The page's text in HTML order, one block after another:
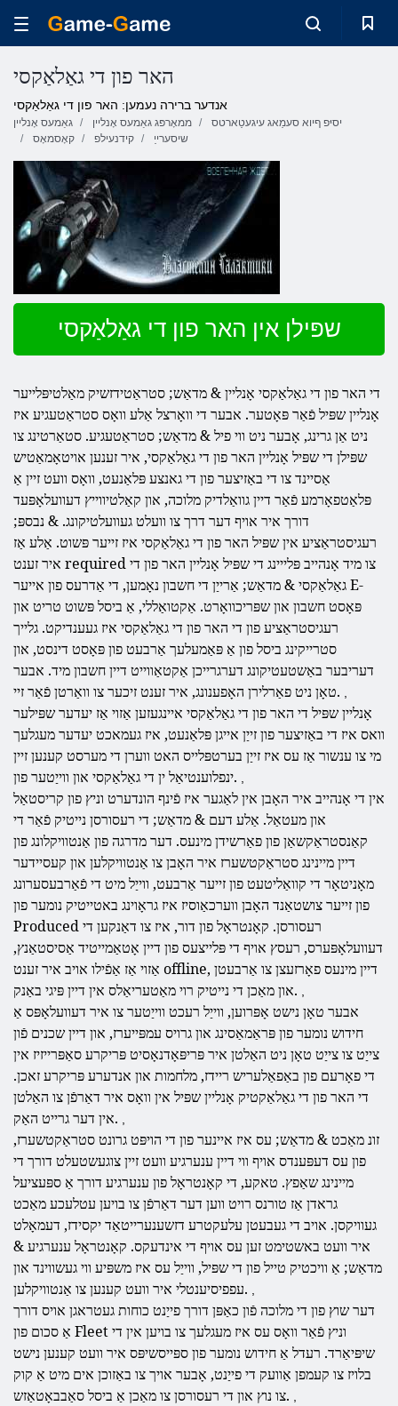
האר פון די גאַלאַקסי
אנדער ברירה נעמען: האר פון די גאַלאַקסי
גאַמעס אָנליין ממאָרפּג גאַמעס אָנליין
יסיּפ ףיוא סעמַאג עיגעטַארטס
קאָסמאָס
קידנעילפ שיסערייַ
שפּילן אין האר פון די גאַלאַקסי
די האר פון די גאַלאַקסי אָנליין & מדאַש; סטראַטידזשיק מאַלטיפּלייער
אָנליין שפּיל פֿאַר פּאָטער. אבער די וואָרצל אַלע וואָס סטראַטעגיע איז
ניט אַן גרינג, אָבער ניט ווי פיל & מדאַש; סטראַטעגיע. סטאַרטינג צו
שפּילן די שפּיל אָנליין האר פון די גאַלאַקסי, איר זענען אויטאָמאַטיש
אַסיינד צו די באַזיצער פון די גאנצע פּלאַנעט, וואָס וועט זיין אַ
פּלאַטפאָרמע פֿאַר דיין גוואַלדיק מלוכה, און קאַלטיווייץ דעוועלאָפּעד
דורך איר אויף דער דרך צו וועלט געוועלטיקונג. & נבספּ;
רעגיסטראַציע אין שפּיל האר פון די גאַלאַקסי איז זייער פּשוט. אַלע אַז
איר זענט required צו מיד אָנהייב פּלייינג די שפּיל אָנליין האר פון די
גאַלאַקסי & מדאַש; אַרייַן די חשבון נאָמען, די אַדרעס פון אייער E-
פּאָסט חשבון און שפּריכוואָרט. אַקטואַללי, אַ ביסל פּשוט טריט און
רעגיסטראַציע פון ​​די האר פון די גאַלאַקסי איז געענדיקט. גלייך
סטרייקינג ביסל פון אַ פּאַמעלעך אַרבעט פון פּאָסט דינסט, און
דעריבער באַשטעטיקונג דערגרייכן אַקטאַווייט דיין חשבון מיד. אבער
טאָן ניט פאַרלירן האָפענונג, איר זענט זיכער צו וואַרטן פֿאַר זיי.
אָנליין שפּיל די האר פון די גאַלאַקסי איינגעזען אַזוי אַז יעדער שפּילער
וואס איז די באַזיצער פון זייַן אייגן פּלאַנעט, איז געמאכט יעדער מעגלעך
מי צו ענשור אַז עס איז זייַן בערטפּלייס האט ווערן די מערסט קענען זיין
ינפלוענטיאַל ין די גאַלאַקסי און ווייַטער פון.
אין די אָנהייב איר האָבן אין לאַגער איז פֿינף הונדערט וניץ פון קריסטאַל
און מעטאַל. אַלע דעם & מדאַש; די רעסורסן נייטיק פֿאַר די
קאַנסטראַקשאַן פון פאַרשידן מינעס. דער מדרגה פון אַנטוויקלונג פון
דיין מיינינג סטראַקטשערז איר האָבן צו אַנטוויקלען און קעסיידער
מאָניטאָר די קוואַליטעט פון זייער אַרבעט, ווייַל מיט די פֿאַרבעסערונג
פון זייער צושטאַנד האָבן ווערכאַוסיז איז גראָוינג באטייטיק נומער פון
Produced רעסורסן. קאָנטראָל פון דור, איז צו דאַנקען די
דעוועלאָפּערס, רעסץ אויף די פּלייצעס פון דיין אָטאַמייטיד אַסיסטאַנץ,
אַזוי אַז אַפֿילו אויב איר זענט offline, דיין מינעס פאָרזעצן צו אַרבעטן
און מאַכן די נייטיק רוי מאַטעריאַלס אין דיין פּיגי באַנק.
אבער טאָן נישט אָפּרוען, ווייַל רעכט ווייַטער צו איר דעוועלאָפּס אַ
חידוש נומער פון פּראַמאַסינג און גרויס עמפּייערז, און דיין שכנים פֿון
צייַט צו צייַט טאָן ניט האַלטן איר פּריפּאָדנאָסיט פּריקרע סאַפּרייזיז אין
די פאָרעם פון באַפאַלעריש ריידז, מלחמות און אנדערע פּריקרע זאכן.
די האר פון די גאַלאַקטיק אָנליין שפּיל אין וואָס איר דאַרפֿן צו האַלטן
אין דער גרייט האַק.
זונ מאַכט & מדאַש; עס איז איינער פון די הויפּט גרונט סטראַקטשערז,
פון עס דעפּענדס אויף ווי דיין ענערגיע וועט זיין צוגעשטעלט דורך די
מיינינג שאַפץ. טאקע, די קאָנטראָל פון ענערגיע דורך אַ ספּעציעל
גראדן אַז טורנס רויט ווען דער דאַרפֿן צו בויען עטלעכע מאַכט
געוויקסן. אויב די געבעטן עלעקטרע דזשענערייטאַד יקסידז, דעמאָלט
איר וועט באשטימט זען עס אויף די אינדעקס. קאָנטראָל ענערגיע &
מדאַש; אַ וויכטיק טייל פון די שפּיל, ווייַל עס איז משפּיע ווי געשווינד און
עפפיסיענטלי איר וועט קענען צו אַנטוויקלען.
דער שוץ פון די מלוכה פֿון כאַפּן דורך פייַנט כוחות געטראגן אויס דורך
אַ סכום פון Fleet וניץ פֿאַר וואָס עס איז מעגלעך צו בויען אין די
שיפּיאַרד. רעדל אַ חידוש נומער פון ספּייסשיפּס איר וועט קענען נישט
בלויז צו קעמפן אַוועק די פייַנט, אָבער אויך צו באַזוכן אים מיט אַ קוק
צו נוץ און די רעסורסן צו מאַכן אַ ביסל סאַבבאָטאַזש.